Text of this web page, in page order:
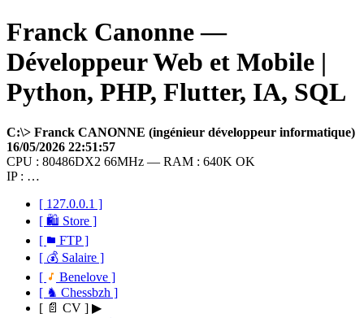
Franck Canonne —
Développeur Web et Mobile |
Python, PHP, Flutter, IA, SQL
C:\> Franck CANONNE (ingénieur développeur informatique)
16/05/2026 22:51:57
CPU : 80486DX2 66MHz — RAM : 640K OK
IP : …
[ 127.0.0.1 ]
[ 🛍 Store ]
[
FTP ]
[ 💰 Salaire ]
[
Benelove ]
[ ♞ Chessbzh ]
[ 📄 CV ] ▶